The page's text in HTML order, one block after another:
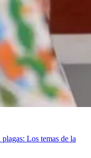
Los temas de la